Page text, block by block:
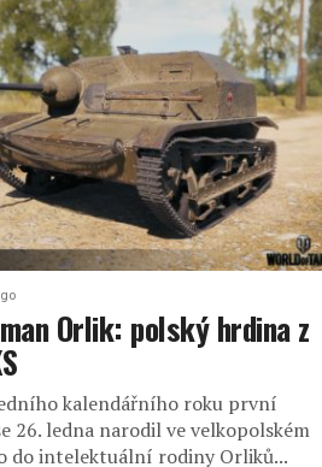
Orlik: polský hrdina z
kalendářního roku první
26. ledna narodil ve velkopolském
do intelektuální rodiny Orliků...